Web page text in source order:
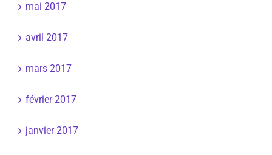
mai 2017
avril 2017
mars 2017
février 2017
janvier 2017